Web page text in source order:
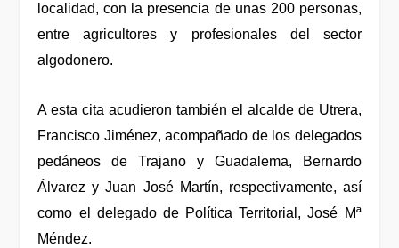
localidad, con la presencia de unas 200 personas,
entre agricultores y profesionales del sector
algodonero.
A esta cita acudieron también el alcalde de Utrera,
Francisco Jiménez, acompañado de los delegados
pedáneos de Trajano y Guadalema, Bernardo
Álvarez y Juan José Martín, respectivamente, así
como el delegado de Política Territorial, José Mª
Méndez.